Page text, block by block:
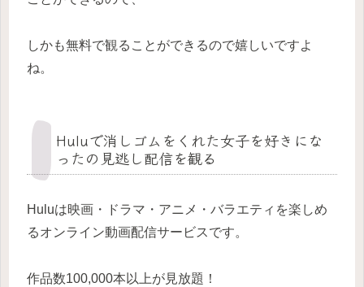
しかも無料で観ることができるので嬉しいですよ
ね。
Huluで消しゴムをくれた女子を好きにな
ったの見逃し配信を観る
Huluは映画・ドラマ・アニメ・バラエティを楽しめ
るオンライン動画配信サービスです。
作品数100,000本以上が見放題！